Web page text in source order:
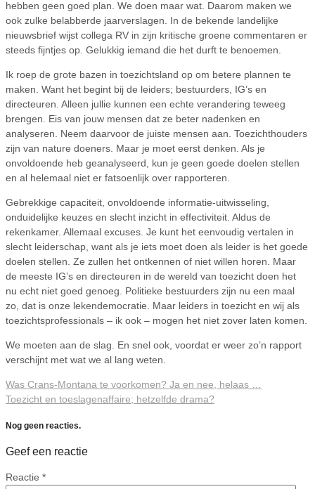
hebben geen goed plan. We doen maar wat. Daarom maken we
ook zulke belabberde jaarverslagen. In de bekende landelijke
nieuwsbrief wijst collega RV in zijn kritische groene commentaren er
steeds fijntjes op. Gelukkig iemand die het durft te benoemen.
Ik roep de grote bazen in toezichtsland op om betere plannen te
maken. Want het begint bij de leiders; bestuurders, IG’s en
directeuren. Alleen jullie kunnen een echte verandering teweeg
brengen. Eis van jouw mensen dat ze beter nadenken en
analyseren. Neem daarvoor de juiste mensen aan. Toezichthouders
zijn van nature doeners. Maar je moet eerst denken. Als je
onvoldoende heb geanalyseerd, kun je geen goede doelen stellen
en al helemaal niet er fatsoenlijk over rapporteren.
Gebrekkige capaciteit, onvoldoende informatie-uitwisseling,
onduidelijke keuzes en slecht inzicht in effectiviteit. Aldus de
rekenkamer. Allemaal excuses. Je kunt het eenvoudig vertalen in
slecht leiderschap, want als je iets moet doen als leider is het goede
doelen stellen. Ze zullen het ontkennen of niet willen horen. Maar
de meeste IG’s en directeuren in de wereld van toezicht doen het
nu echt niet goed genoeg. Politieke bestuurders zijn nu een maal
zo, dat is onze lekendemocratie. Maar leiders in toezicht en wij als
toezichtsprofessionals – ik ook – mogen het niet zover laten komen.
We moeten aan de slag. En snel ook, voordat er weer zo’n rapport
verschijnt met wat we al lang weten.
Was Crans-Montana te voorkomen? Ja en nee, helaas …
Toezicht en toeslagenaffaire; hetzelfde drama?
Nog geen reacties.
Geef een reactie
Reactie *